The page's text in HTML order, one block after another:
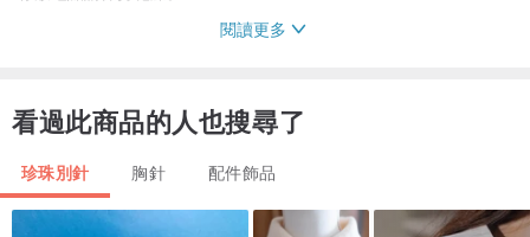
素退款退貨哦。
差。
如有其他問題請不用害羞,直接聯繫我哦！謝謝點閱。
閱讀更多
看過此商品的人也搜尋了
珍珠別針 胸針 配件飾品